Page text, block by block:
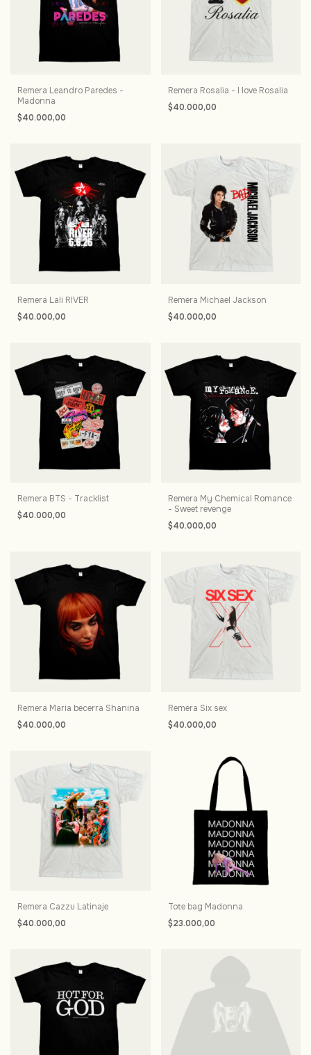
Remera Leandro Paredes -
Madonna
$40.000,00
Remera Rosalia - I love Rosalia
$40.000,00
Remera Lali RIVER
$40.000,00
Remera Michael Jackson
$40.000,00
Remera BTS - Tracklist
$40.000,00
Remera My Chemical Romance
- Sweet revenge
$40.000,00
Remera Maria becerra Shanina
$40.000,00
Remera Six sex
$40.000,00
Remera Cazzu Latinaje
$40.000,00
Tote bag Madonna
$23.000,00